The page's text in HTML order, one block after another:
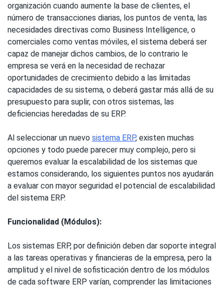
organización cuando aumente la base de clientes, el
número de transacciones diarias, los puntos de venta, las
necesidades directivas como Business Intelligence, o
comerciales como ventas móviles, el sistema deberá ser
capaz de manejar dichos cambios, de lo contrario le
empresa se verá en la necesidad de rechazar
oportunidades de crecimiento debido a las limitadas
capacidades de su sistema, o deberá gastar más allá de su
presupuesto para suplir, con otros sistemas, las
deficiencias heredadas de su ERP.
Al seleccionar un nuevo sistema ERP, existen muchas
opciones y todo puede parecer muy complejo, pero si
queremos evaluar la escalabilidad de los sistemas que
estamos considerando, los siguientes puntos nos ayudarán
a evaluar con mayor seguridad el potencial de escalabilidad
del sistema ERP.
Funcionalidad (Módulos):
Los sistemas ERP, por definición deben dar soporte integral
a las tareas operativas y financieras de la empresa, pero la
amplitud y el nivel de sofisticación dentro de los módulos
de cada software ERP varían, comprender las limitaciones